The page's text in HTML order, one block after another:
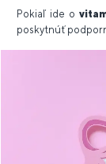
Pokiaľ ide o
poskytnúť